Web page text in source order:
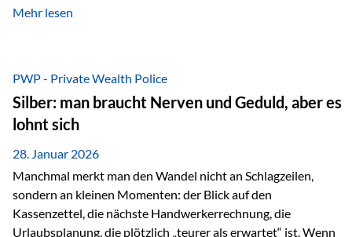
starken Anstiegen. Diese verändern jedoch nicht die
von geopolitischen Spannungen, einer stark ausgeweiteten
Geldmenge sowie strukturellen Verschiebungen an den
Kapitalmärkten geprägt ist, bleibt Gold ein bewährter Anker.
Nicht, weil…
Mehr lesen
PWP - Private Wealth Police
Silber: man braucht Nerven und Geduld, aber es
lohnt sich
28. Januar 2026
Manchmal merkt man den Wandel nicht an Schlagzeilen,
sondern an kleinen Momenten: der Blick auf den
Kassenzettel, die nächste Handwerkerrechnung, die
Urlaubsplanung, die plötzlich „teurer als erwartet“ ist. Wenn